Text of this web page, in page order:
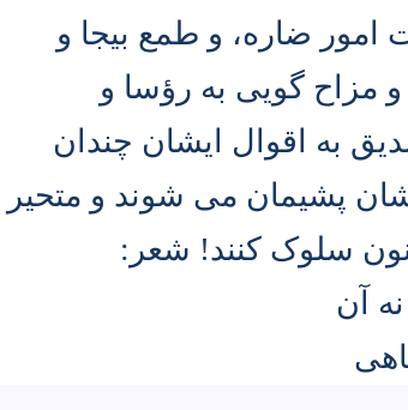
ضاره، و طمع بیجا و
مزاح گویی به رؤسا و
به اقوال ایشان چندان
پشیمان می شوند و متحیر
سلوک کنند! شعر :
آن